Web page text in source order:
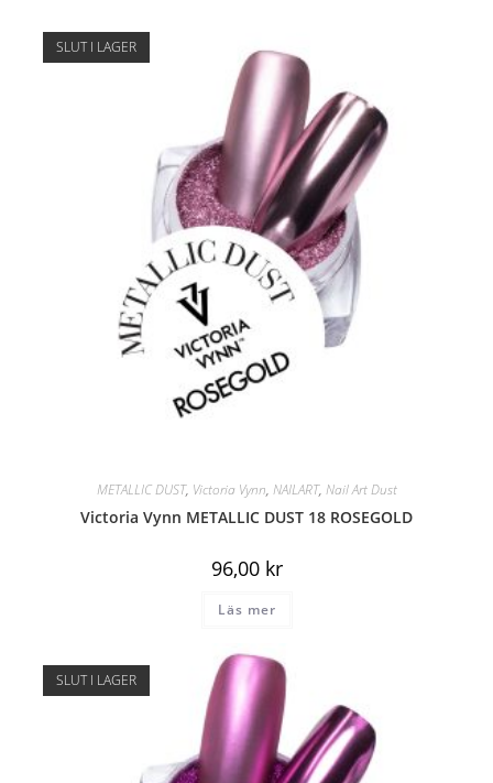
SLUT I LAGER
METALLIC DUST, Victoria Vynn, NAILART, Nail Art Dust
Victoria Vynn METALLIC DUST 18 ROSEGOLD
96,00 kr
Läs mer
SLUT I LAGER